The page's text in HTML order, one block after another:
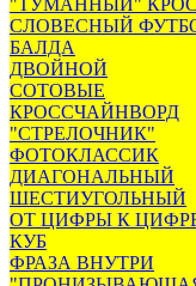
"ТУМАННЫЙ"
СЛОВЕСНЫЙ
БАЛДА
ДВОЙНОЙ
СОТОВЫЕ
КРОССЧАЙНВОРД
"СТРЕЛОЧНИК"
ФОТОКЛАССИК
ДИАГОНАЛЬНЫЙ
ШЕСТИУГОЛЬНЫЙ
ОТ ЦИФРЫ К
КУБ
ФРАЗА ВНУТРИ